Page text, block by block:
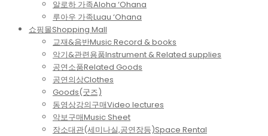
알로하 가족Aloha ‘Ohana
루아우 가족Luau ‘Ohana
쇼핑몰Shopping Mall
교재&음반Music Record & books
악기&관련용품Instrument & Related supplies
공연소품Related Goods
공연의상Clothes
Goods(굿즈)
동영상강의구매Video lectures
악보구매Music Sheet
장소대관(세미나실,공연장등)Space Rental